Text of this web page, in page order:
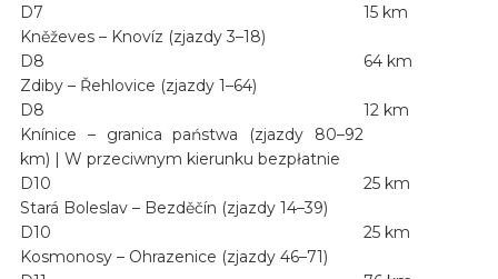
D7
Kněževes – Knovíz (zjazdy 3–18)
15 km
D8
Zdiby – Řehlovice (zjazdy 1–64)
64 km
D8
Knínice – granica państwa (zjazdy 80–92
km) | W przeciwnym kierunku bezpłatnie
12 km
D10
Stará Boleslav – Bezděčín (zjazdy 14–39)
25 km
D10
Kosmonosy – Ohrazenice (zjazdy 46–71)
25 km